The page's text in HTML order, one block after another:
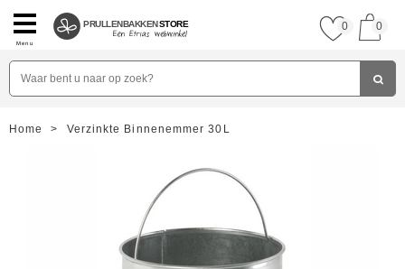
Menu
PRULLENBAKKENSTORE 0 0
Home > Verzinkte Binnenemmer 30L